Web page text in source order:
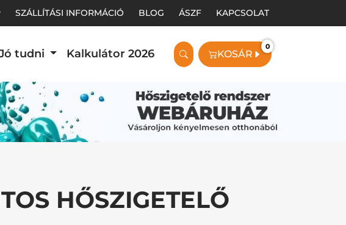
SZÁLLÍTÁSI INFORMÁCIÓ BLOG ÁSZF KAPCSOLAT
tudni Kalkulátor 2026 KOSÁR
0
HŐSZIGETELŐ